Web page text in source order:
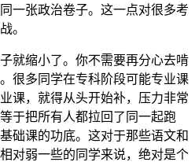
一张政治卷子。这一点对很多考
。
就缩小了。你不需要再分心去啃
很多同学在专科阶段可能专业课
课，就得从头开始补，压力非常
于把所有人都拉回了同一起跑
础课的功底。这对于那些语文和
对弱一些的同学来说，绝对是个